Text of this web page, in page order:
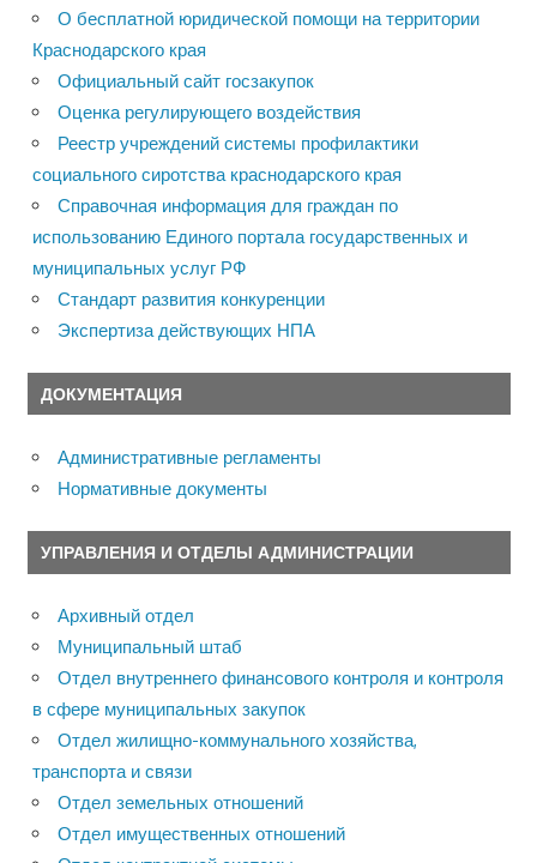
О бесплатной юридической помощи на территории
Краснодарского края
Официальный сайт госзакупок
Оценка регулирующего воздействия
Реестр учреждений системы профилактики
социального сиротства краснодарского края
Справочная информация для граждан по
использованию Единого портала государственных и
муниципальных услуг РФ
Стандарт развития конкуренции
Экспертиза действующих НПА
ДОКУМЕНТАЦИЯ
Административные регламенты
Нормативные документы
УПРАВЛЕНИЯ И ОТДЕЛЫ АДМИНИСТРАЦИИ
Архивный отдел
Муниципальный штаб
Отдел внутреннего финансового контроля и контроля
в сфере муниципальных закупок
Отдел жилищно-коммунального хозяйства,
транспорта и связи
Отдел земельных отношений
Отдел имущественных отношений